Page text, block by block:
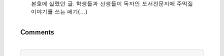
본호에 실렸던 글. 학생들과 선생들이 독자인 도서전문지에 주먹질
이야기를 쓰는 패기(…)
Comments